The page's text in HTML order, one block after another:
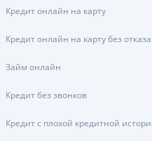
Кредит онлайн на карту
Кредит онлайн на карту без отказа
Займ онлайн
Кредит без звонков
Кредит с плохой кредитной